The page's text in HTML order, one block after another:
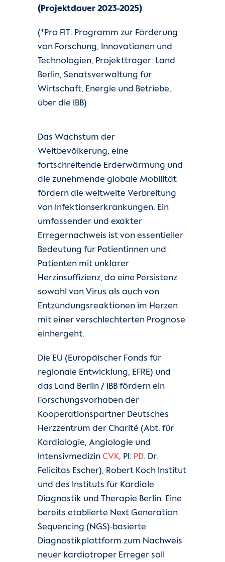
(Projektdauer 2023-2025)
(*Pro FIT: Programm zur Förderung
von Forschung, Innovationen und
Technologien, Projektträger: Land
Berlin, Senatsverwaltung für
Wirtschaft, Energie und Betriebe,
über die IBB)
Das Wachstum der
Weltbevölkerung, eine
fortschreitende Erderwärmung und
die zunehmende globale Mobilität
fördern die weltweite Verbreitung
von Infektionserkrankungen. Ein
umfassender und exakter
Erregernachweis ist von essentieller
Bedeutung für Patientinnen und
Patienten mit unklarer
Herzinsuffizienz, da eine Persistenz
sowohl von Virus als auch von
Entzündungsreaktionen im Herzen
mit einer verschlechterten Prognose
einhergeht.
Die EU (Europäischer Fonds für
regionale Entwicklung, EFRE) und
das Land Berlin / IBB fördern ein
Forschungsvorhaben der
Kooperationspartner Deutsches
Herzzentrum der Charité (Abt. für
Kardiologie, Angiologie und
Intensivmedizin CVK, PI: PD. Dr.
Felicitas Escher), Robert Koch Institut
und des Instituts für Kardiale
Diagnostik und Therapie Berlin. Eine
bereits etablierte Next Generation
Sequencing (NGS)-basierte
Diagnostikplattform zum Nachweis
neuer kardiotroper Erreger soll